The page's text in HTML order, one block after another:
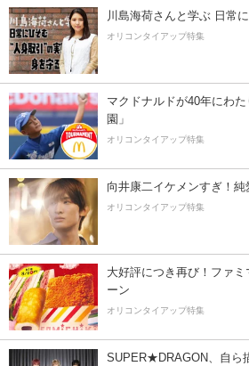
川島海荷さんと学ぶ 日常
オリコンタイアップ特集
マクドナルドが40年にわ
園」
オリコンタイアップ特集
向井康二イケメンすぎ！純
オリコンタイアップ特集
大好評につき再び！ファ
ーン
オリコンタイアップ特集
SUPER★DRAGON、自ら